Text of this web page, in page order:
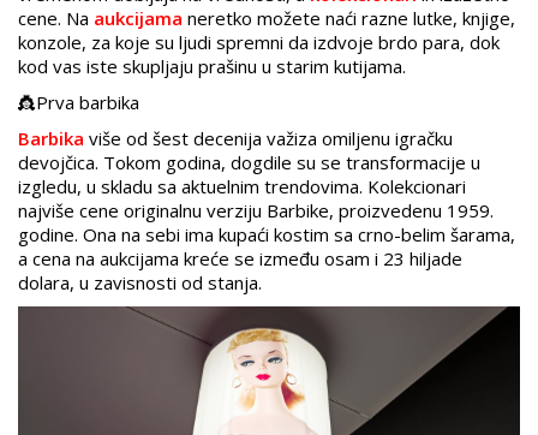
cene. Na aukcijama neretko možete naći razne lutke, knjige,
konzole, za koje su ljudi spremni da izdvoje brdo para, dok
kod vas iste skupljaju prašinu u starim kutijama.
👸Prva barbika
Barbika više od šest decenija važiza omiljenu igračku
devojčica. Tokom godina, dogdile su se transformacije u
izgledu, u skladu sa aktuelnim trendovima. Kolekcionari
najviše cene originalnu verziju Barbike, proizvedenu 1959.
godine. Ona na sebi ima kupaći kostim sa crno-belim šarama,
a cena na aukcijama kreće se između osam i 23 hiljade
dolara, u zavisnosti od stanja.